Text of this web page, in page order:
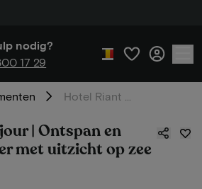
nodig?
17 29
| Ontspan en
met uitzicht op zee